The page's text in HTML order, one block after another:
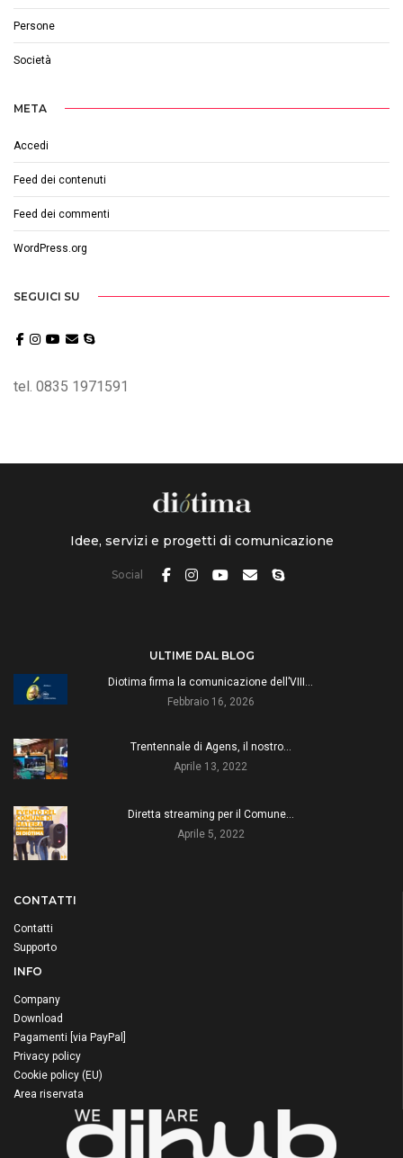
Persone
Società
META
Accedi
Feed dei contenuti
Feed dei commenti
WordPress.org
SEGUICI SU
tel. 0835 1971591
Idee, servizi e progetti di comunicazione
Social
ULTIME DAL BLOG
Diotima firma la comunicazione dell’VIII…
Febbraio 16, 2026
Trentennale di Agens, il nostro…
Aprile 13, 2022
Diretta streaming per il Comune…
Aprile 5, 2022
CONTATTI
Contatti
Supporto
INFO
Company
Download
Pagamenti [via PayPal]
Privacy policy
Cookie policy (EU)
Area riservata